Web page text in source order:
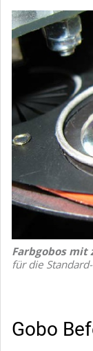
Farbgobos mit
für die
Gobo